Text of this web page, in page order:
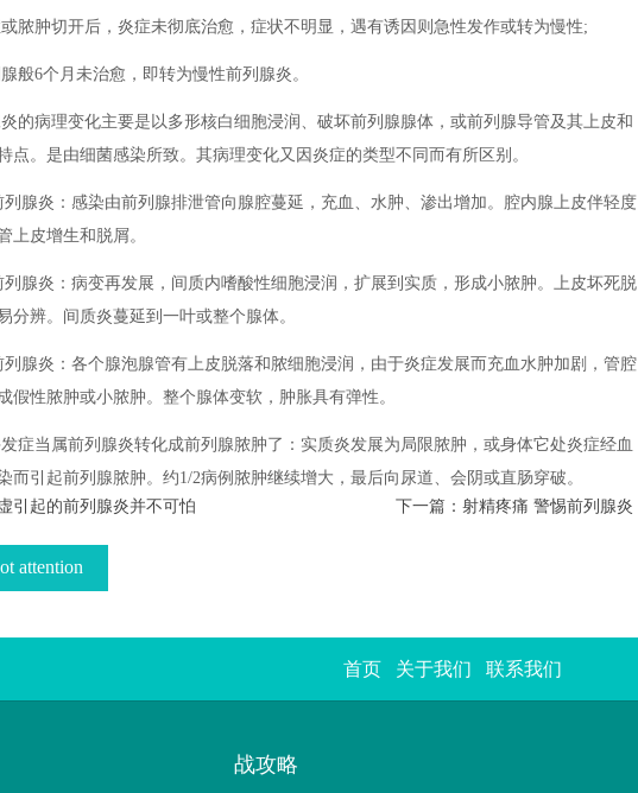
脓肿切开后，炎症未彻底治愈，症状不明显，遇有诱因则急性发作或转为慢性;
般6个月未治愈，即转为慢性前列腺炎。
的病理变化主要是以多形核白细胞浸润、破坏前列腺腺体，或前列腺导管及其上皮和
点。是由细菌感染所致。其病理变化又因炎症的类型不同而有所区别。
列腺炎：感染由前列腺排泄管向腺腔蔓延，充血、水肿、渗出增加。腔内腺上皮伴轻度
上皮增生和脱屑。
列腺炎：病变再发展，间质内嗜酸性细胞浸润，扩展到实质，形成小脓肿。上皮坏死脱
分辨。间质炎蔓延到一叶或整个腺体。
列腺炎：各个腺泡腺管有上皮脱落和脓细胞浸润，由于炎症发展而充血水肿加剧，管腔
假性脓肿或小脓肿。整个腺体变软，肿胀具有弹性。
症当属前列腺炎转化成前列腺脓肿了：实质炎发展为局限脓肿，或身体它处炎症经血
而引起前列腺脓肿。约1/2病例脓肿继续增大，最后向尿道、会阴或直肠穿破。
引起的前列腺炎并不可怕 下一篇： 射精疼痛 警惕前列腺炎
attention
首页 关于我们 联系我们
战攻略